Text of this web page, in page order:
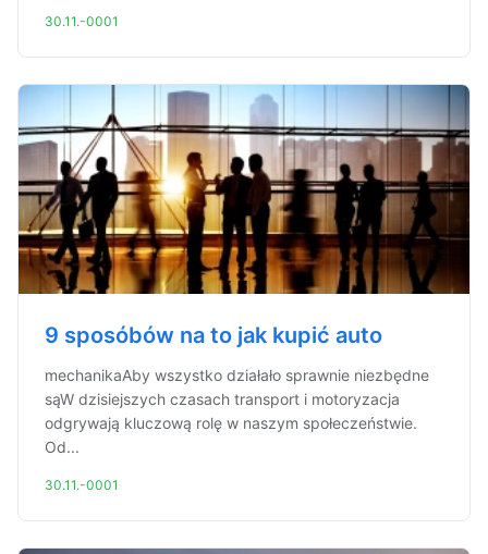
30.11.-0001
9 sposóbów na to jak kupić auto
mechanikaAby wszystko działało sprawnie niezbędne
sąW dzisiejszych czasach transport i motoryzacja
odgrywają kluczową rolę w naszym społeczeństwie.
Od...
30.11.-0001